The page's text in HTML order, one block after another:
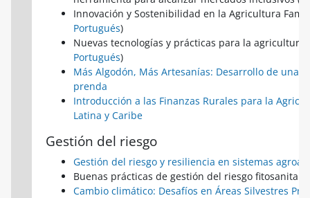
Innovación y Sostenibilidad en la Agricultura
Portugués)
Nuevas tecnologías y prácticas para la agricultura
Portugués)
Más Algodón, Más Artesanías: Desarrollo de una
prenda
Introducción a las Finanzas Rurales para la
Latina y Caribe
Gestión del riesgo
Gestión del riesgo y resiliencia en sistemas
Buenas prácticas de gestión del riesgo
Cambio climático: Desafíos en Áreas Silvestres